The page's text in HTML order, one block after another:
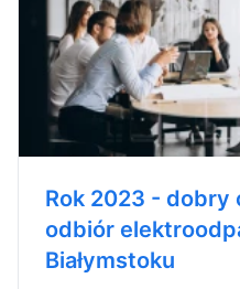
Rok 2023 - dobry
odbiór
Białymstoku